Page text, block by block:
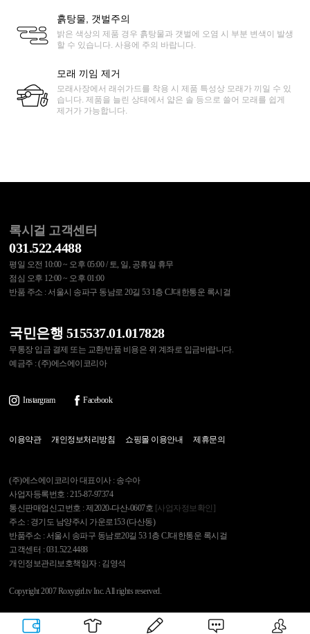
흙탕물, 갯벌주의
밝은 색상의 제품 경우 흙탕물과 갯벌에 오염 시 부분 변색이 발생
할 수 있습니다. 사용에 주의 바랍니다.
모래 끼임 제거
모래사장에서 래쉬가드를 착용 시 제품 특성상 모래가 끼일 수 있
습니다. 제품을 늘린 상태에서 얇은 솔 등으로 쓸어 모래를 쉽게
제거가 가능합니다.
록시걸 고객센터
031.522.4488
평일 오전 10:00 ~ 오후 05:00 / 토, 일, 공휴일 휴무
점심 오후 12:00 ~ 오후 01:00
반품 주소 : 서울시 송파구 동남로 20길 53 1층 CJ대한통운 록시걸
국민은행 515537.01.017828
무통장 입금 결제 또는 교환/반품 비용은 위 계좌로 입금바랍니다.
예금주 : (주)에스에이코리아
Instargram Facebook
이용약관 개인정보처리방침 쇼핑몰 이용안내 제휴문의
(주)에스에이코리아 대표이사 : 송수아
사업자등록번호 : 215-87-97374
통신판매업신고번호 : 제2020-다산-0607호 [사업자정보확인]
주소 : 경기도 남양주시 가운로153 (다산동)
반품주소 : 서울시 송파구 동남로20길 53 1층 CJ대한통운 록시걸
고객센터 : 031.522.4488
개인정보관리보호책임자 : 김영석
Copyright 2007 Roxygirl.tv Inc. All rights reserved.
록시걸 PC Ver